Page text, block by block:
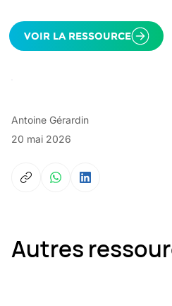
VOIR LA RESSOURCE
Antoine Gérardin
20 mai 2026
Autres